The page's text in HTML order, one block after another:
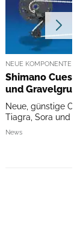
NEUE KOMPONENTEN
Shimano Cues:
und
Neue, günstige
Tiagra, Sora und
News